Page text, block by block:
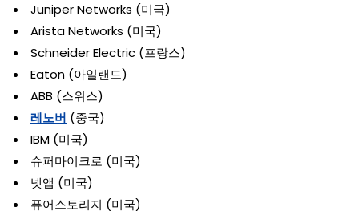
Juniper Networks (미국)
Arista Networks (미국)
Schneider Electric (프랑스)
Eaton (아일랜드)
ABB (스위스)
레노버 (중국)
IBM (미국)
슈퍼마이크로 (미국)
넷앱 (미국)
퓨어스토리지 (미국)